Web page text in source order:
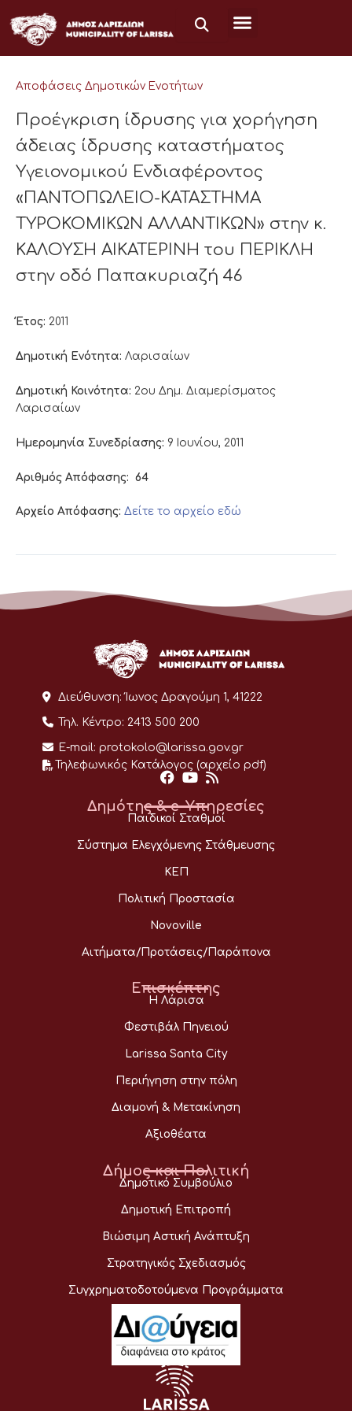
στο
περιεχόμενο
Αποφάσεις Δημοτικών Ενοτήτων
Προέγκριση ίδρυσης για χορήγηση
άδειας ίδρυσης καταστήματος
Υγειονομικού Ενδιαφέροντος
«ΠΑΝΤΟΠΩΛΕΙΟ-ΚΑΤΑΣΤΗΜΑ
ΤΥΡΟΚΟΜΙΚΩΝ ΑΛΛΑΝΤΙΚΩΝ» στην κ.
ΚΑΛΟΥΣΗ ΑΙΚΑΤΕΡΙΝΗ του ΠΕΡΙΚΛΗ
στην οδό Παπακυριαζή 46
Έτος: 2011
Δημοτική Ενότητα: Λαρισαίων
Δημοτική Κοινότητα: 2ου Δημ. Διαμερίσματος
Λαρισαίων
Ημερομηνία Συνεδρίασης: 9 Ιουνίου, 2011
Αριθμός Απόφασης: 64
Αρχείο Απόφασης: Δείτε το αρχείο εδώ
Διεύθυνση: Ίωνος Δραγούμη 1, 41222
Τηλ. Κέντρο: 2413 500 200
E-mail: protokolo@larissa.gov.gr
Τηλεφωνικός Κατάλογος (αρχείο pdf)
Δημότης & e-Υπηρεσίες
Παιδικοί Σταθμοί
Σύστημα Ελεγχόμενης Στάθμευσης
ΚΕΠ
Πολιτική Προστασία
Novoville
Αιτήματα/Προτάσεις/Παράπονα
Επισκέπτης
Η Λάρισα
Φεστιβάλ Πηνειού
Larissa Santa City
Περιήγηση στην πόλη
Διαμονή & Μετακίνηση
Αξιοθέατα
Δήμος και Πολιτική
Δημοτικό Συμβούλιο
Δημοτική Επιτροπή
Βιώσιμη Αστική Ανάπτυξη
Στρατηγικός Σχεδιασμός
Συγχρηματοδοτούμενα Προγράμματα